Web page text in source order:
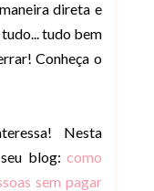
direta e
tudo bem
Conheça o
Nesta
blog: como
sem pagar